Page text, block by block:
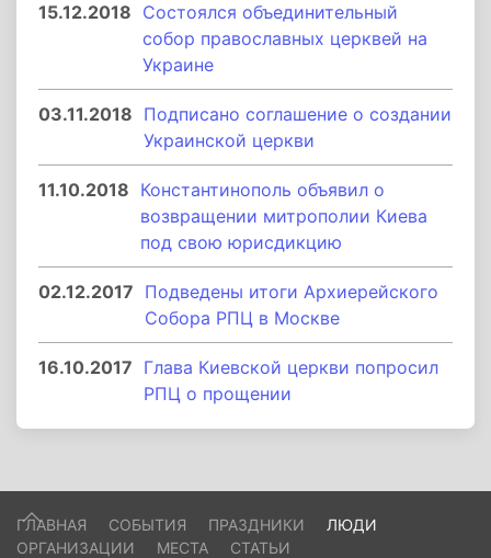
15.12.2018 Состоялся объединительный
собор православных церквей на
Украине
03.11.2018 Подписано соглашение о создании
Украинской церкви
11.10.2018 Константинополь объявил о
возвращении митрополии Киева
под свою юрисдикцию
02.12.2017 Подведены итоги Архиерейского
Собора РПЦ в Москве
16.10.2017 Глава Киевской церкви попросил
РПЦ о прощении
ГЛАВНАЯ СОБЫТИЯ ПРАЗДНИКИ
ЛЮДИ
ОРГАНИЗАЦИИ
МЕСТА СТАТЬИ